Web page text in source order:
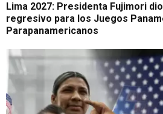
Lima 2027: Presidenta Fujimori
regresivo para los Juegos
Parapanamericanos